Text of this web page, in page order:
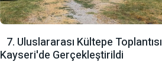
7. Uluslararası Kültepe Toplantısı
Kayseri'de Gerçekleştirildi